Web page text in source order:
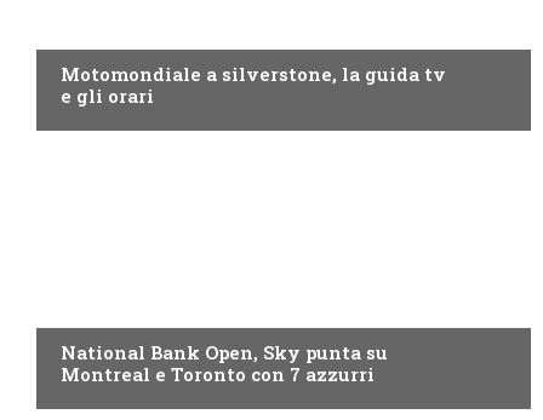
Motomondiale a silverstone, la guida tv
e gli orari
National Bank Open, Sky punta su
Montreal e Toronto con 7 azzurri